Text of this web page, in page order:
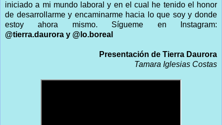
iniciado a mi mundo laboral y en el cual he tenido el honor
de desarrollarme y encaminarme hacia lo que soy y donde
estoy ahora mismo. Sígueme en Instagram:
@tierra.daurora y @lo.boreal
Presentación de Tierra Daurora
Tamara Iglesias Costas